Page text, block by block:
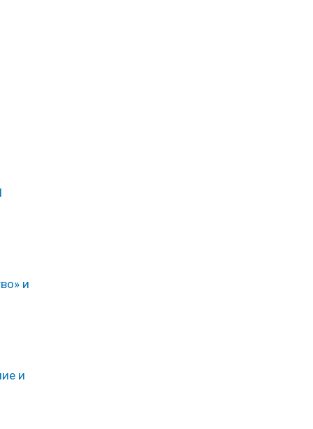
и
и